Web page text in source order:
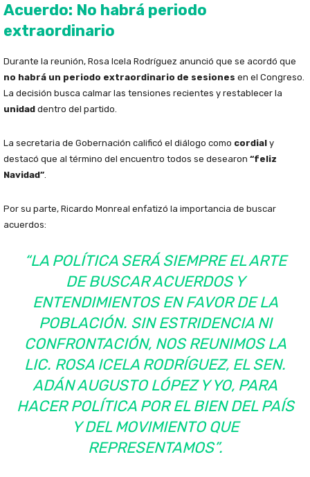
Acuerdo: No habrá periodo
extraordinario
Durante la reunión, Rosa Icela Rodríguez anunció que se acordó que
no habrá un periodo extraordinario de sesiones en el Congreso.
La decisión busca calmar las tensiones recientes y restablecer la
unidad dentro del partido.
La secretaria de Gobernación calificó el diálogo como cordial y
destacó que al término del encuentro todos se desearon “feliz
Navidad”.
Por su parte, Ricardo Monreal enfatizó la importancia de buscar
acuerdos:
“LA POLÍTICA SERÁ SIEMPRE EL ARTE
DE BUSCAR ACUERDOS Y
ENTENDIMIENTOS EN FAVOR DE LA
POBLACIÓN. SIN ESTRIDENCIA NI
CONFRONTACIÓN, NOS REUNIMOS LA
LIC. ROSA ICELA RODRÍGUEZ, EL SEN.
ADÁN AUGUSTO LÓPEZ Y YO, PARA
HACER POLÍTICA POR EL BIEN DEL PAÍS
Y DEL MOVIMIENTO QUE
REPRESENTAMOS”.